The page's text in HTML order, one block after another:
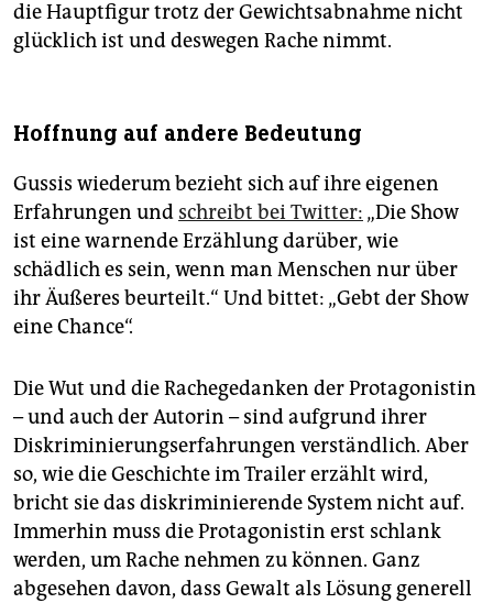
die Hauptfigur trotz der Gewichtsabnahme nicht
glücklich ist und deswegen Rache nimmt.
Hoffnung auf andere Bedeutung
Gussis wiederum bezieht sich auf ihre eigenen
Erfahrungen und schreibt bei Twitter: „Die Show
ist eine warnende Erzählung darüber, wie
schädlich es sein, wenn man Menschen nur über
ihr Äußeres beurteilt.“ Und bittet: „Gebt der Show
eine Chance“.
Die Wut und die Rachegedanken der Protagonistin
– und auch der Autorin – sind aufgrund ihrer
Diskriminierungserfahrungen verständlich. Aber
so, wie die Geschichte im Trailer erzählt wird,
bricht sie das diskriminierende System nicht auf.
Immerhin muss die Protagonistin erst schlank
werden, um Rache nehmen zu können. Ganz
abgesehen davon, dass Gewalt als Lösung generell